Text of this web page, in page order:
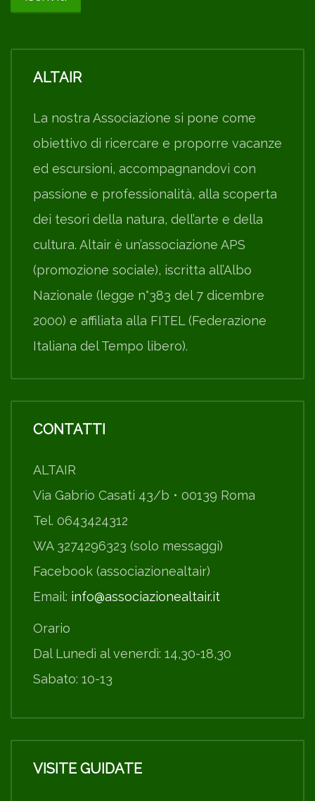
ALTAIR
La nostra Associazione si pone come
obiettivo di ricercare e proporre vacanze
ed escursioni, accompagnandovi con
passione e professionalità, alla scoperta
dei tesori della natura, dell’arte e della
cultura. Altair è un’associazione APS
(promozione sociale), iscritta all’Albo
Nazionale (legge n°383 del 7 dicembre
2000) e affiliata alla FITEL (Federazione
Italiana del Tempo libero).
CONTATTI
ALTAIR
Via Gabrio Casati 43/b • 00139 Roma
Tel. 0643424312
WA 3274296323 (solo messaggi)
Facebook (associazionealtair)
Email: info@associazionealtair.it
Orario
Dal Lunedì al venerdì: 14,30-18,30
Sabato: 10-13
VISITE GUIDATE